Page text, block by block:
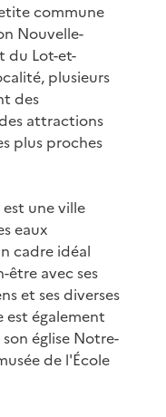
commune
Nouvelle-
du Lot-et-
plusieurs
des
attractions
plus proches
une ville
eaux
cadre idéal
avec ses
et ses diverses
est également
église Notre-
de l'École